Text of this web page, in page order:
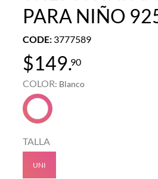
PARA NIÑO
CODE: 3777589
$149.90
COLOR: Blanco
TALLA
UNI